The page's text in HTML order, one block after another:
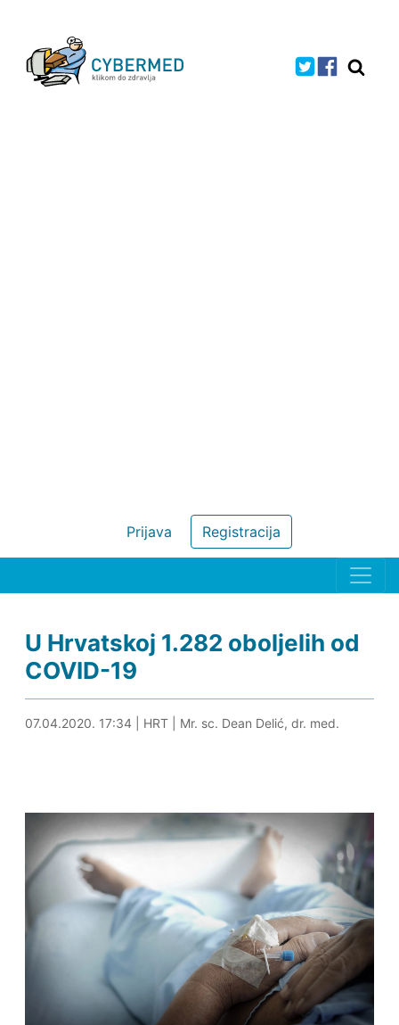
Registracija
Prijava
U Hrvatskoj 1.282 oboljelih od
COVID-19
09.04.2020. 11:59
07.04.2020. 17:34| HRT| Mr. sc. Dean Delić, dr. med.